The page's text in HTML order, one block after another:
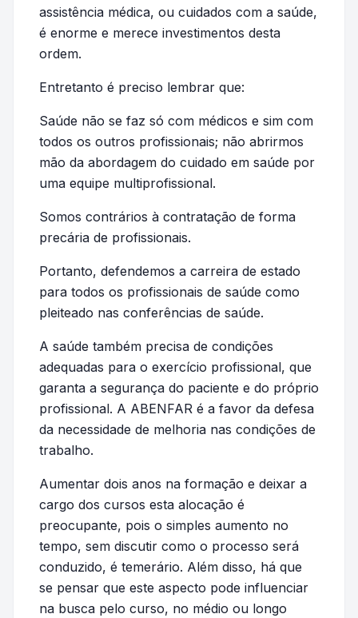
assistência médica, ou cuidados com a saúde,
é enorme e merece investimentos desta
ordem.
Entretanto é preciso lembrar que:
Saúde não se faz só com médicos e sim com
todos os outros profissionais; não abrirmos
mão da abordagem do cuidado em saúde por
uma equipe multiprofissional.
Somos contrários à contratação de forma
precária de profissionais.
Portanto, defendemos a carreira de estado
para todos os profissionais de saúde como
pleiteado nas conferências de saúde.
A saúde também precisa de condições
adequadas para o exercício profissional, que
garanta a segurança do paciente e do próprio
profissional. A ABENFAR é a favor da defesa
da necessidade de melhoria nas condições de
trabalho.
Aumentar dois anos na formação e deixar a
cargo dos cursos esta alocação é
preocupante, pois o simples aumento no
tempo, sem discutir como o processo será
conduzido, é temerário. Além disso, há que
se pensar que este aspecto pode influenciar
na busca pelo curso, no médio ou longo